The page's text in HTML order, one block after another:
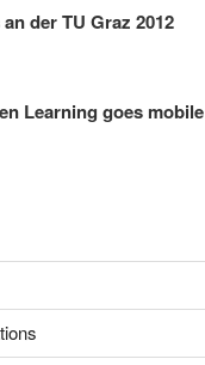
der TU Graz 2012
Learning goes mobile